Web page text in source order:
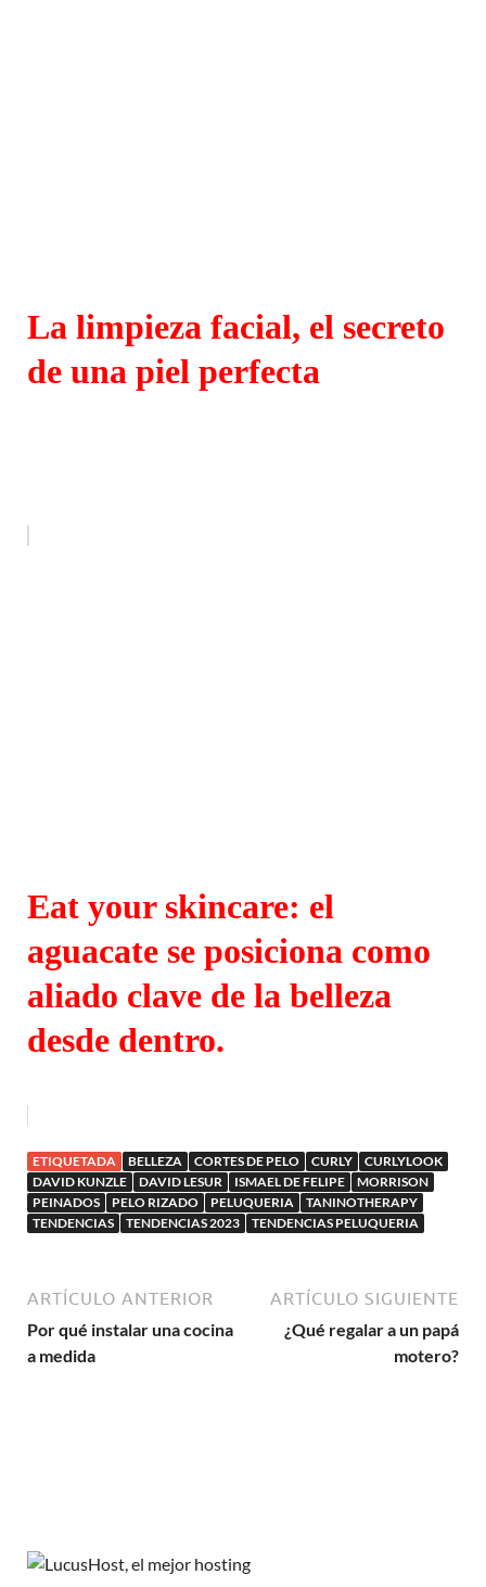
La limpieza facial, el secreto
de una piel perfecta
Eat your skincare: el
aguacate se posiciona como
aliado clave de la belleza
desde dentro.
ETIQUETADA BELLEZA CORTES DE PELO CURLY
CURLYLOOK
DAVID KUNZLE
DAVID LESUR ISMAEL DE FELIPE
MORRISON
PEINADOS
PELO RIZADO PELUQUERIA
TANINOTHERAPY
TENDENCIAS
TENDENCIAS 2023 TENDENCIAS PELUQUERIA
ARTÍCULO ANTERIOR
Por qué instalar una cocina
a medida
ARTÍCULO SIGUIENTE
¿Qué regalar a un papá
motero?